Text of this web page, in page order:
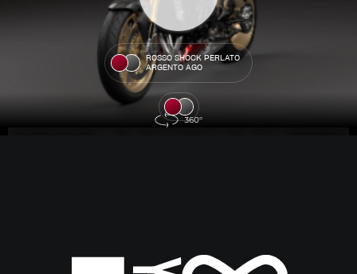
La conducimos. La lucimos
ROSSO SHOCK PERLATO
ARGENTO AGO